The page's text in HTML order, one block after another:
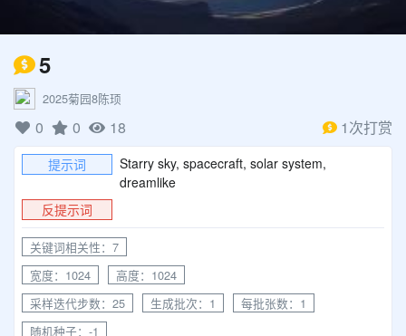
5
2025菊园8陈顼
0 0 18 1次打赏
提示词
Starry sky, spacecraft, solar system,
dreamlike
反提示词
关键词相关性：7
宽度：1024
高度：1024
采样迭代步数：25
生成批次：1
每批张数：1
随机种子：-1